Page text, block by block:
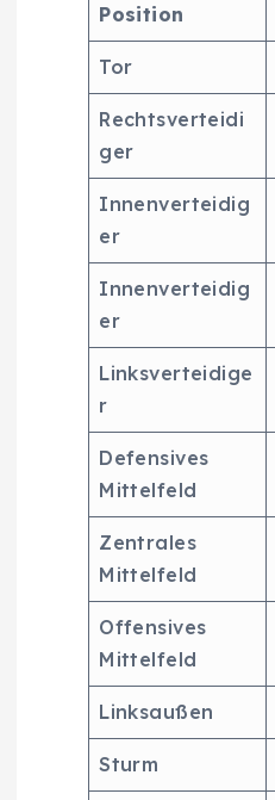
Position
Tor
Rechtsverteidi
ger
Innenverteidig
er
Innenverteidig
er
Linksverteidige
r
Defensives
Mittelfeld
Zentrales
Mittelfeld
Offensives
Mittelfeld
Linksaußen
Sturm